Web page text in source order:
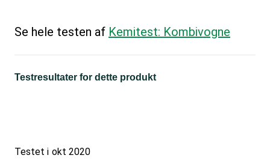
Se hele testen af Kemitest: Kombivogne
Testresultater for dette produkt
Testet i okt 2020